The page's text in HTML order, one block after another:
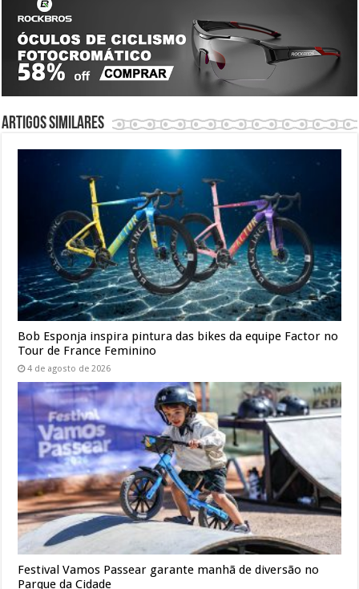
Artigos similares
Bob Esponja inspira pintura das bikes da equipe Factor no
Tour de France Feminino
4 de agosto de 2026
Festival Vamos Passear garante manhã de diversão no
Parque da Cidade